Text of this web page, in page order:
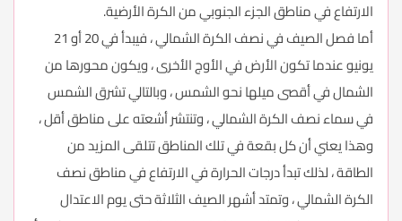
الارتفاع في مناطق الجزء الجنوبي من الكرة الأرضية.
أما فصل الصيف في نصف الكرة الشمالي ، فيبدأ في 20 أو 21
يونيو عندما تكون الأرض في الأوج الأخرى ، ويكون محورها من
الشمال في أقصى ميلها نحو الشمس ، وبالتالي تشرق الشمس
في سماء نصف الكرة الشمالي ، وتنتشر أشعته على مناطق أقل ،
وهذا يعني أن كل بقعة في تلك المناطق تتلقى المزيد من
الطاقة ، لذلك تبدأ درجات الحرارة في الارتفاع في مناطق نصف
الكرة الشمالي ، وتمتد أشهر الصيف الثلاثة حتى يوم الاعتدال